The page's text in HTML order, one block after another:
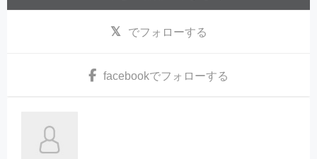
でフォローする
facebookでフォローする